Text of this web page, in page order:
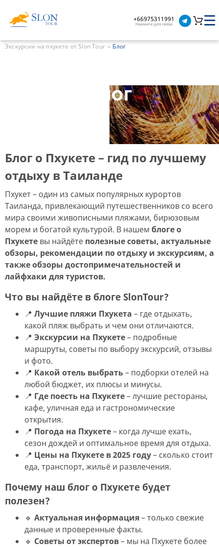
+66975311991
Нажмите для связи
Экскурсии на пхукете от Slon Tour Блог
Блог
Блог о Пхукете – гид по лучшему
отдыху в Таиланде
Пхукет – один из самых популярных курортов
Таиланда, привлекающий путешественников со всего
мира своими живописными пляжами, бирюзовым
морем и богатой культурой. В нашем блоге о
Пхукете вы найдёте полезные советы, актуальные
обзоры, рекомендации по отдыху и экскурсиям, а
также обзоры достопримечательностей и
лайфхаки для туристов.
Что вы найдёте в блоге SlonTour?
📍 Лучшие пляжи Пхукета – где отдыхать,
какой пляж выбрать и чем они отличаются.
📍 Экскурсии на Пхукете– подробные
маршруты, советы по выбору экскурсий, отзывы
и фото.
📍 Какой отель выбрать– подборки отелей на
любой бюджет, их плюсы и минусы.
📍 Где поесть на Пхукете– лучшие рестораны,
кафе, уличная еда и гастрономические
открытия.
📍 Погода на Пхукете– когда лучше ехать,
сезон дождей и оптимальное время для отдыха.
📍 Цены на Пхукете в 2025 году– сколько стоит
еда, транспорт, жильё и развлечения.
Почему наш блог о Пхукете будет
полезен?
🔹 Актуальная информация– только свежие
данные и проверенные факты.
🔹 Советы от экспертов– мы на Пхукете более